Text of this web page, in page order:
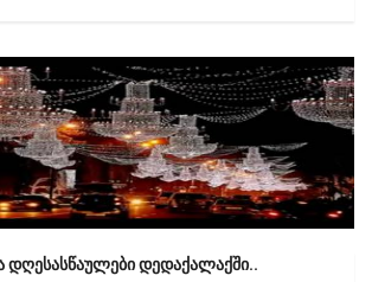
დღესასწაულები დედაქალაქში..